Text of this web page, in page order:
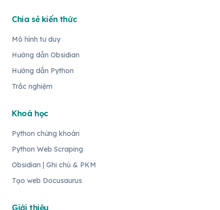
Chia sẻ kiến thức
Mô hình tư duy
Hướng dẫn Obsidian
Hướng dẫn Python
Trắc nghiệm
Khoá học
Python chứng khoán
Python Web Scraping
Obsidian | Ghi chú & PKM
Tạo web Docusaurus
Giới thiệu